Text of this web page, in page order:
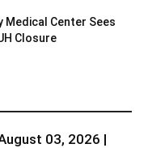
Medical Center Sees
Closure
03, 2026 |